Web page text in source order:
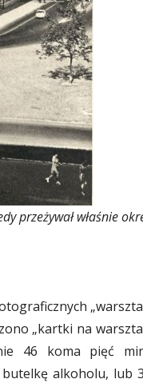
przeżywał właśnie
„kartki na
46 koma pięć
butelkę alkoholu, lub